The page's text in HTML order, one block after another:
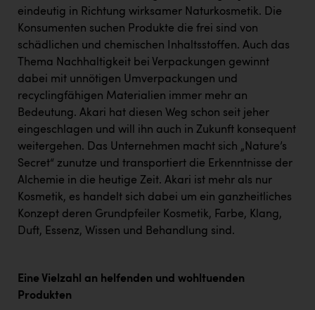
eindeutig in Richtung wirksamer Naturkosmetik. Die
Konsumenten suchen Produkte die frei sind von
schädlichen und chemischen Inhaltsstoffen. Auch das
Thema Nachhaltigkeit bei Verpackungen gewinnt
dabei mit unnötigen Umverpackungen und
recyclingfähigen Materialien immer mehr an
Bedeutung. Akari hat diesen Weg schon seit jeher
eingeschlagen und will ihn auch in Zukunft konsequent
weitergehen. Das Unternehmen macht sich „Nature’s
Secret“ zunutze und transportiert die Erkenntnisse der
Alchemie in die heutige Zeit. Akari ist mehr als nur
Kosmetik, es handelt sich dabei um ein ganzheitliches
Konzept deren Grundpfeiler Kosmetik, Farbe, Klang,
Duft, Essenz, Wissen und Behandlung sind.
Eine Vielzahl an helfenden und wohltuenden
Produkten